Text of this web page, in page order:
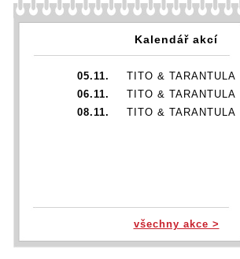
Kalendář akcí
05.11.
TITO & TARANTULA
06.11.
TITO & TARANTULA
08.11.
TITO & TARANTULA
všechny akce >